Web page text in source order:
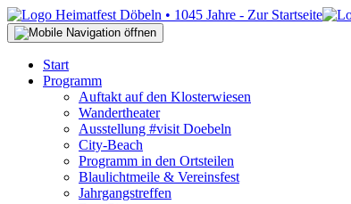
Start
Programm
Auftakt auf den Klosterwiesen
Wandertheater
Ausstellung #visit Doebeln
City-Beach
Programm in den Ortsteilen
Blaulichtmeile & Vereinsfest
Jahrgangstreffen